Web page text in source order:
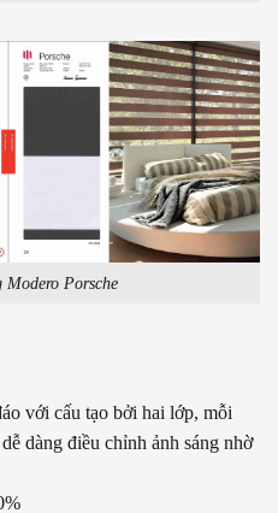
Modero Porsche
với cấu tạo bởi hai lớp, mỗi
dàng điều chỉnh ảnh sáng nhờ